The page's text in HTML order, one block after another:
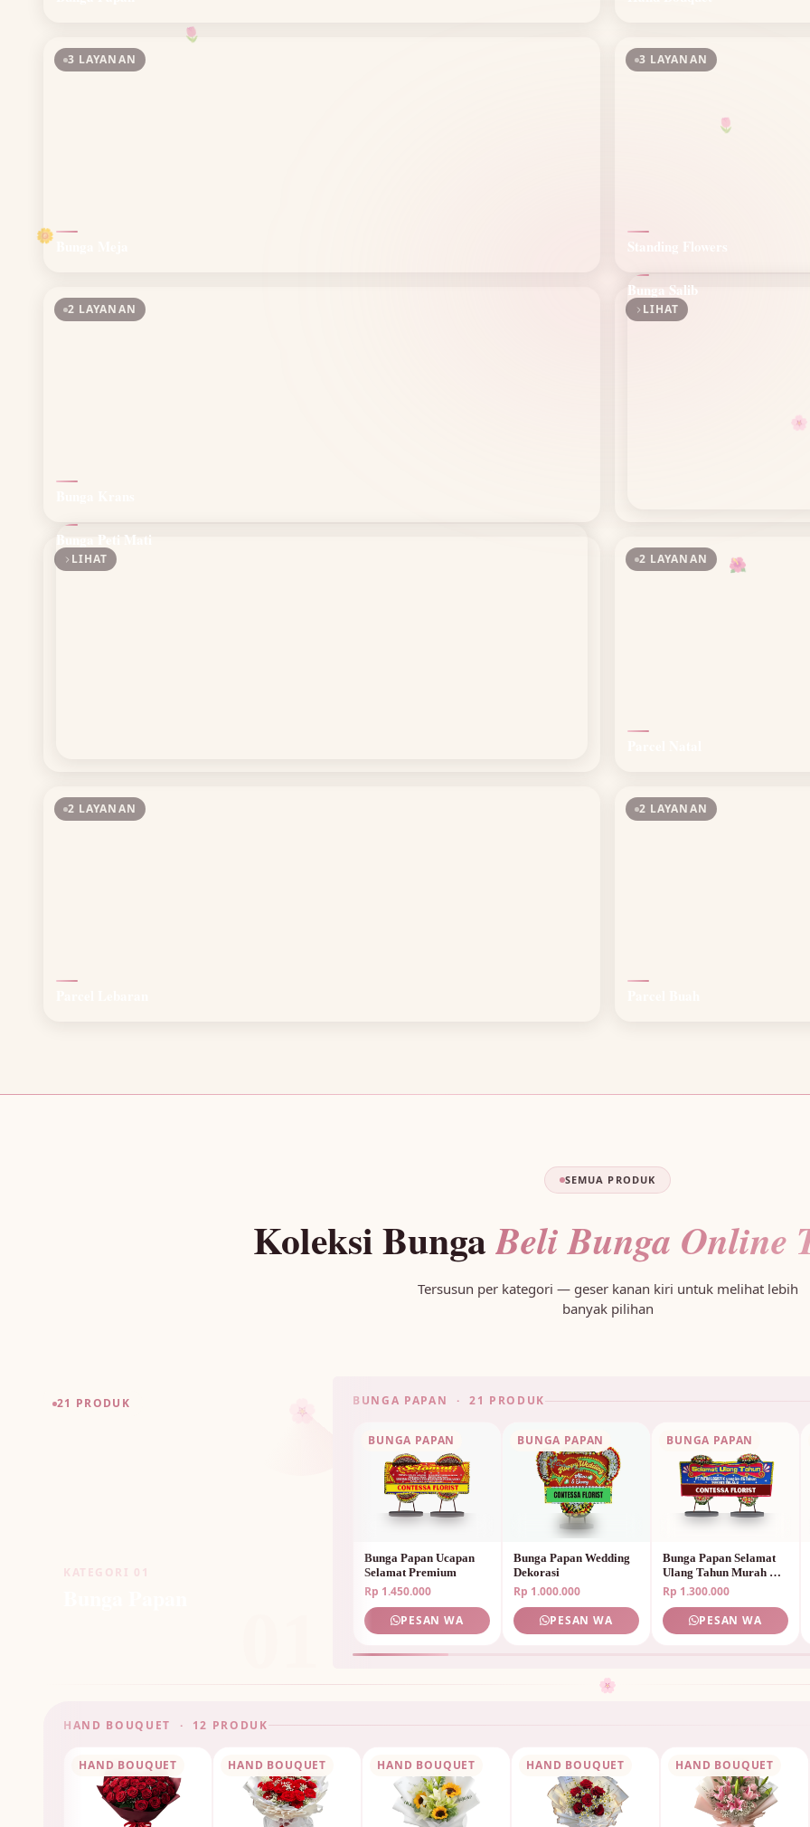
🌸
🌷
🌷
🌺
🌼
3 LAYANAN 3 LAYANAN
Standing Flowers
2 LAYANAN LIHAT
Bunga Salib
LIHAT
Bunga Peti Mati
2 LAYANAN
2 LAYANAN 2 LAYANAN
🌷
SEMUA PRODUK
Koleksi BungaBeli Bunga Online
Tersusun per kategori — geser kanan kiri untuk melihat lebih
banyak pilihan
21 PRODUK 🌸
KATEGORI 01
BUNGA PAPAN · 21 PRODUK
BUNGA PAPAN
Bunga Papan Ucapan
Selamat Premium
Rp 1.450.000
PESAN WA
BUNGA PAPAN
Bunga Papan Wedding
Dekorasi
Rp 1.000.000
PESAN WA
BUNGA PAPAN
Bunga Papan Selamat
Ulang Tahun Murah &
Unik
Rp 1.300.000
PESAN WA
🌸
HAND BOUQUET · 12 PRODUK
HAND BOUQUET HAND BOUQUET HAND BOUQUET HAND BOUQUET HAND BOUQUET